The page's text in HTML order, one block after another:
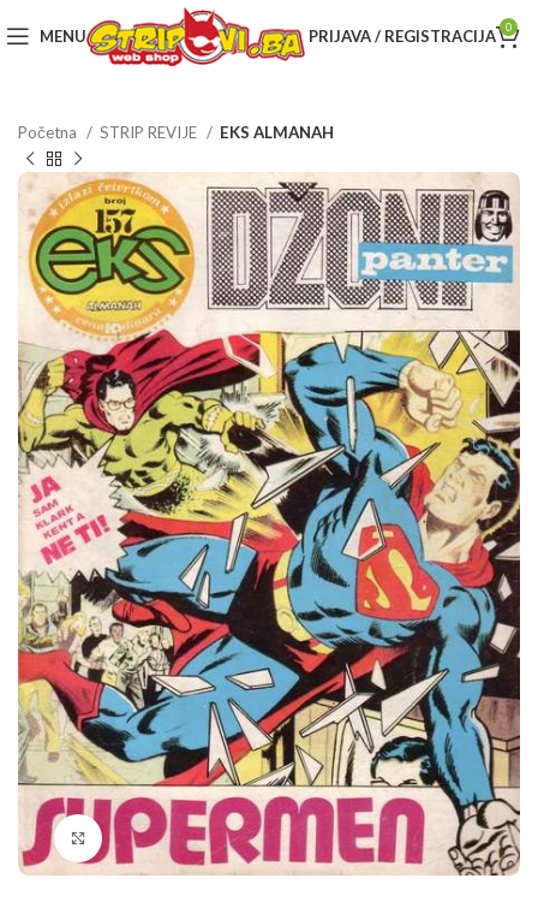
MENU PRIJAVA / REGISTRACIJA 0
Početna STRIP REVIJE EKS ALMANAH
Klikni da povečaš